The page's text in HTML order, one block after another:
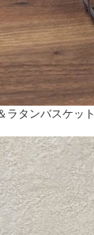
ラタンバスケット